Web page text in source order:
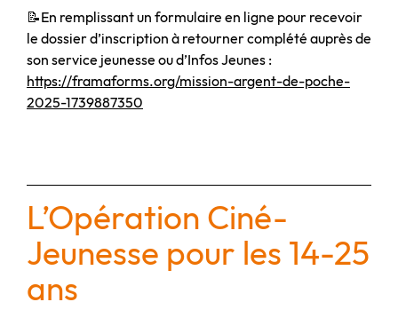
📝En remplissant un formulaire en ligne pour recevoir
le dossier d’inscription à retourner complété auprès de
son service jeunesse ou d’Infos Jeunes :
https://framaforms.org/mission-argent-de-poche-
2025-1739887350
L’Opération Ciné-
Jeunesse pour les 14-25
ans